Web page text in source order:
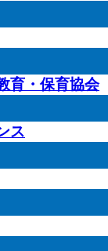
育・保育協会
ス